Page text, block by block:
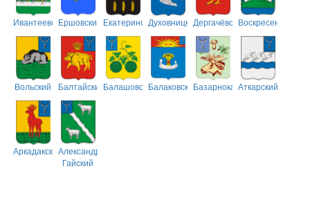
ИвантеевскийЕршовский ЕкатериновскийДуховницкийДергачёвскийВоскресенский
Вольский БалтайскийБалашовскийБалаковскийБазарнокарабулакский
Аткарский
АркадакскийАлександрово-
Гайский